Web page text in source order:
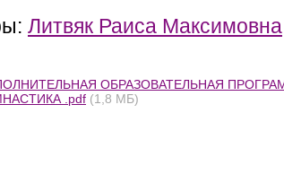
Литвяк Раиса Максимовна
ОБРАЗОВАТЕЛЬНАЯ
.pdf (1,8 МБ)